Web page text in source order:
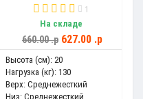
1
На складе
660.00 .p 627.00 .p
Высота (см): 20
Нагрузка (кг): 130
Верх: Среднежесткий
Низ: Среднежесткий